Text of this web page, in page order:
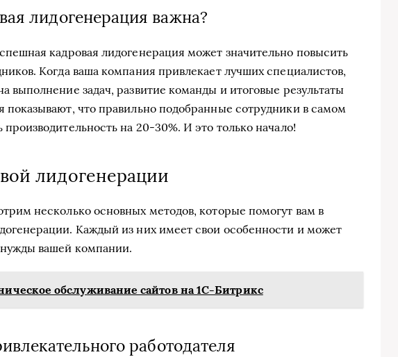
лидогенерация важна?
кадровая лидогенерация может значительно повысить
Когда ваша компания привлекает лучших специалистов,
выполнение задач, развитие команды и итоговые результаты
показывают, что правильно подобранные сотрудники в самом
производительность на 20-30%. И это только начало!
лидогенерации
несколько основных методов, которые помогут вам в
Каждый из них имеет свои особенности и может
вашей компании.
обслуживание сайтов на 1С-Битрикс
работодателя